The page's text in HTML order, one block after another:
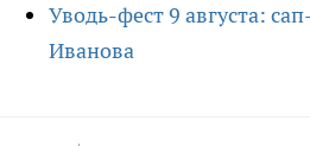
Уводь-фест 9 августа:
Иванова